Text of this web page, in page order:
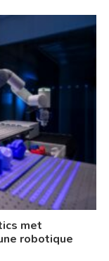
met
robotique